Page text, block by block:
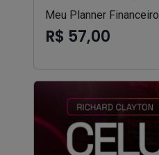
Meu Planner Financeiro
R$ 57,00